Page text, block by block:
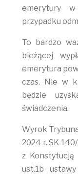
emerytury
przypadku
To bardzo
bieżącej
emerytura
czas. Nie w
będzie
świadczenia.
Wyrok
2024 r. SK
z Konstytucją
ust.1b